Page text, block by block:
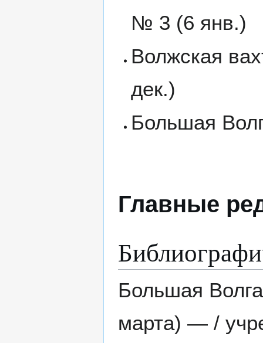
№ 3 (6 янв.)
Волжская
дек.)
Большая
Главные
Большая
марта) — /